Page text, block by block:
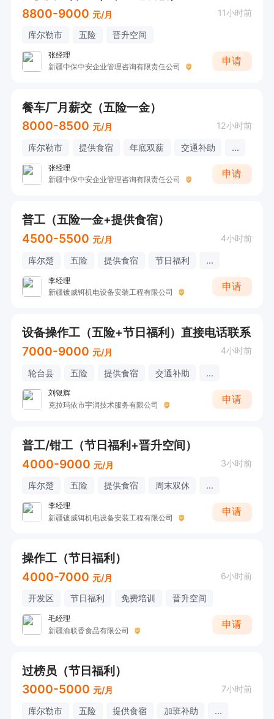
8800-9000 元/月 11小时前
库尔勒市 五险 晋升空间
张经理
新疆中保中安企业管理咨询有限责任公司
申请
餐车厂月薪交（五险一金）
8000-8500 元/月 12小时前
库尔勒市 提供食宿 年底双薪 交通补助 ...
张经理
新疆中保中安企业管理咨询有限责任公司
申请
普工（五险一金+提供食宿）
4500-5500 元/月 4小时前
库尔楚 五险 提供食宿 节日福利 ...
李经理
新疆镀威铒机电设备安装工程有限公司
申请
设备操作工（五险+节日福利）直接电话联系
7000-9000 元/月 4小时前
轮台县 五险 提供食宿 交通补助 ...
刘银辉
克拉玛依市宇润技术服务有限公司
申请
普工/钳工（节日福利+晋升空间）
4000-9000 元/月 3小时前
库尔楚 五险 提供食宿 周末双休 ...
李经理
新疆镀威铒机电设备安装工程有限公司
申请
操作工（节日福利）
4000-7000 元/月 6小时前
开发区 节日福利 免费培训 晋升空间
毛经理
新疆渝联香食品有限公司
申请
过榜员（节日福利）
3000-5000 元/月 7小时前
库尔勒市 五险 提供食宿 加班补助 ...